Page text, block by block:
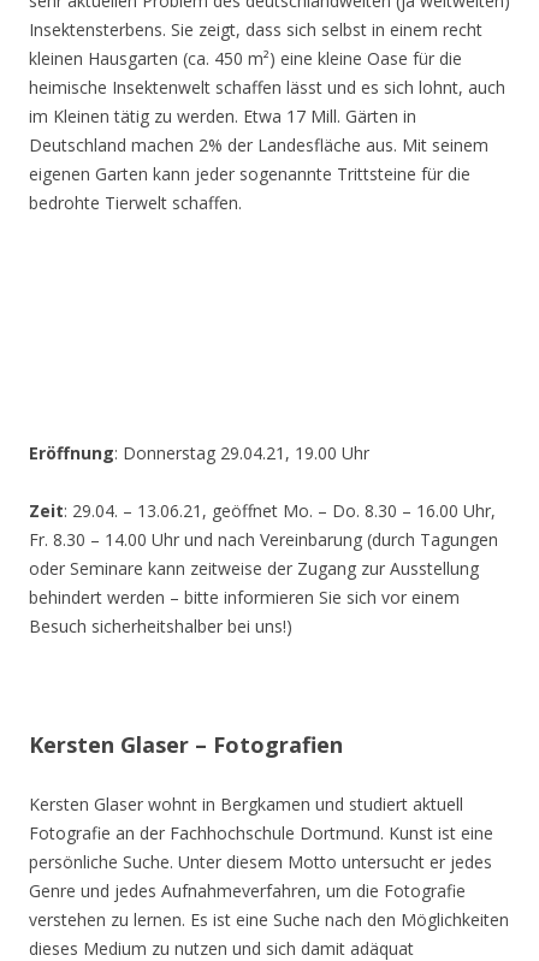
Insektensterbens. Sie zeigt, dass sich selbst in einem recht
kleinen Hausgarten (ca. 450 m²) eine kleine Oase für die
heimische Insektenwelt schaffen lässt und es sich lohnt, auch
im Kleinen tätig zu werden. Etwa 17 Mill. Gärten in
Deutschland machen 2% der Landesfläche aus. Mit seinem
eigenen Garten kann jeder sogenannte Trittsteine für die
bedrohte Tierwelt schaffen.
Eröffnung: Donnerstag 29.04.21, 19.00 Uhr
Zeit: 29.04. – 13.06.21, geöffnet Mo. – Do. 8.30 – 16.00 Uhr,
Fr. 8.30 – 14.00 Uhr und nach Vereinbarung (durch Tagungen
oder Seminare kann zeitweise der Zugang zur Ausstellung
behindert werden – bitte informieren Sie sich vor einem
Besuch sicherheitshalber bei uns!)
Kersten Glaser – Fotografien
Kersten Glaser wohnt in Bergkamen und studiert aktuell
Fotografie an der Fachhochschule Dortmund. Kunst ist eine
persönliche Suche. Unter diesem Motto untersucht er jedes
Genre und jedes Aufnahmeverfahren, um die Fotografie
verstehen zu lernen. Es ist eine Suche nach den Möglichkeiten
dieses Medium zu nutzen und sich damit adäquat